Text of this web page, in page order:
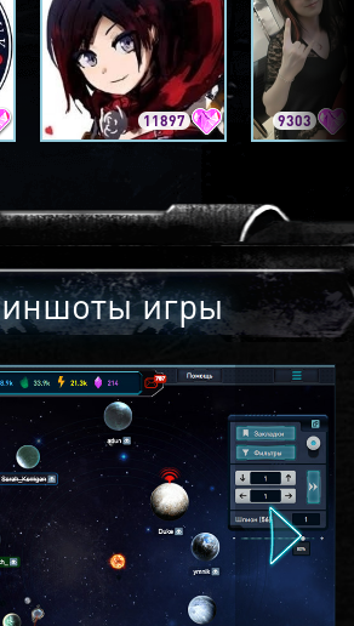
11897 9303
игры